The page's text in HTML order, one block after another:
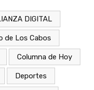
DIGITAL
de Los Cabos
Columna de Hoy
Deportes